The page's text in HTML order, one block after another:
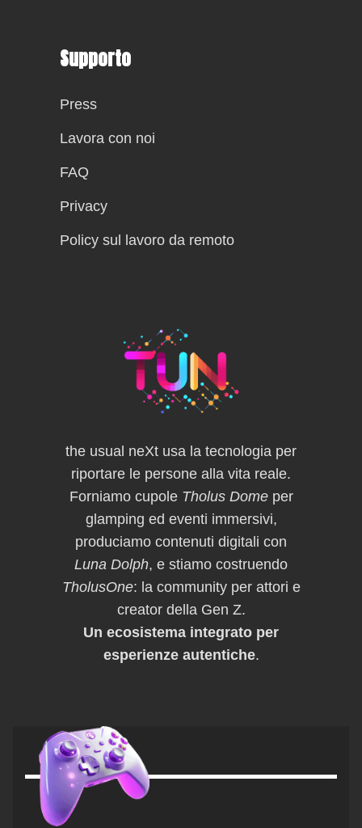
Supporto
Press
Lavora con noi
FAQ
Privacy
Policy sul lavoro da remoto
the usual neXt usa la tecnologia per
riportare le persone alla vita reale.
Forniamo cupole Tholus Domeper
glamping ed eventi immersivi,
produciamo contenuti digitali con
Luna Dolph, e stiamo costruendo
TholusOne: la community per attori e
creator della Gen Z.
Un ecosistema integrato per
esperienze autentiche.